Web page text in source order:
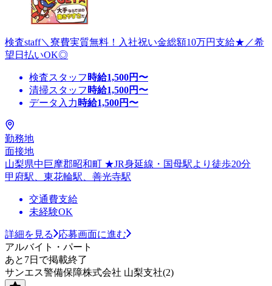
検査staff＼寮費実質無料！入社祝い金総額10万円支給★／希
望日払いOK◎
検査スタッフ 時給1,500円〜
清掃スタッフ 時給1,500円〜
データ入力 時給1,500円〜
勤務地
面接地
山梨県中巨摩郡昭和町 ★JR身延線・国母駅より徒歩20分
甲府駅、東花輪駅、善光寺駅
交通費支給
未経験OK
詳細を見る
応募画面に進む
アルバイト・パート
あと7日で掲載終了
サンエス警備保障株式会社 山梨支社(2)